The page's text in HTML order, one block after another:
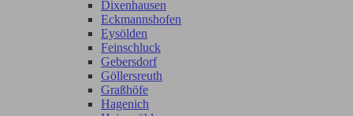
Dixenhausen
Eckmannshofen
Eysölden
Feinschluck
Gebersdorf
Göllersreuth
Graßhöfe
Hagenich